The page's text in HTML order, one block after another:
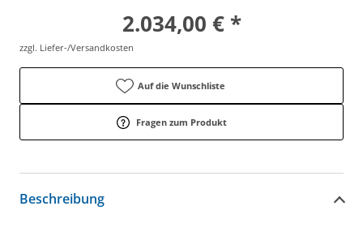
2.034,00 € *
zzgl. Liefer-/Versandkosten
Auf die Wunschliste
Fragen zum Produkt
Beschreibung